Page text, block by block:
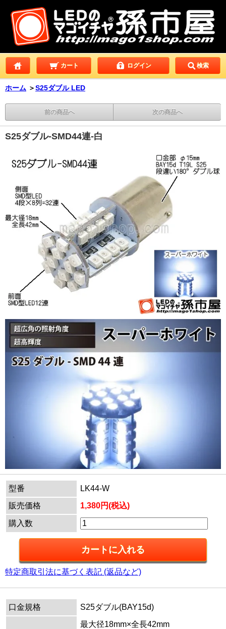
カート ログイン 検索
ホーム ＞S25ダブル LED
前の商品へ 次の商品へ
S25ダブル-SMD44連-白
型番
LK44-W
販売価格
1,380円(税込)
購入数
特定商取引法に基づく表記 (返品など)
口金規格 S25ダブル(BAY15d)
最大径18mm×全長42mm